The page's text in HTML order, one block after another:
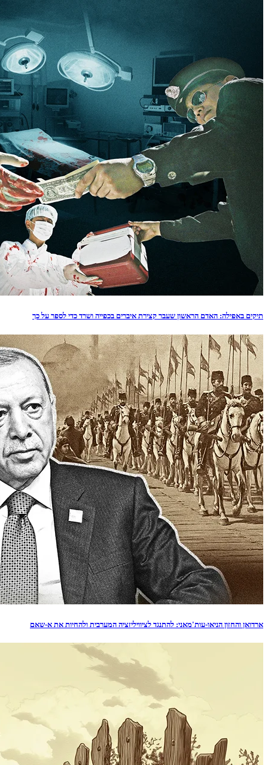
תיקים באפילה: האדם הראשון שעבר קצירת איברים בכפייה ושרד כדי לספר על כך
ארדואן והחזון הניאו-עות'מאני: להתנגד לציוויליזציה המערבית ולהחיות את א-שאם